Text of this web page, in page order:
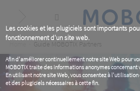
Les cookies et les plugiciels sont importants
fonctionnement d'un site web.
Afin d'améliorer continuellement notre site Web pour
MOBOTIX traite des informations anonymes concernant
En utilisant notre site Web, vous consentez à l'utilisation
et des plugiciels nécessaires à cette fin.
content
Breadcrumb
Guide MOBOTIX Partners